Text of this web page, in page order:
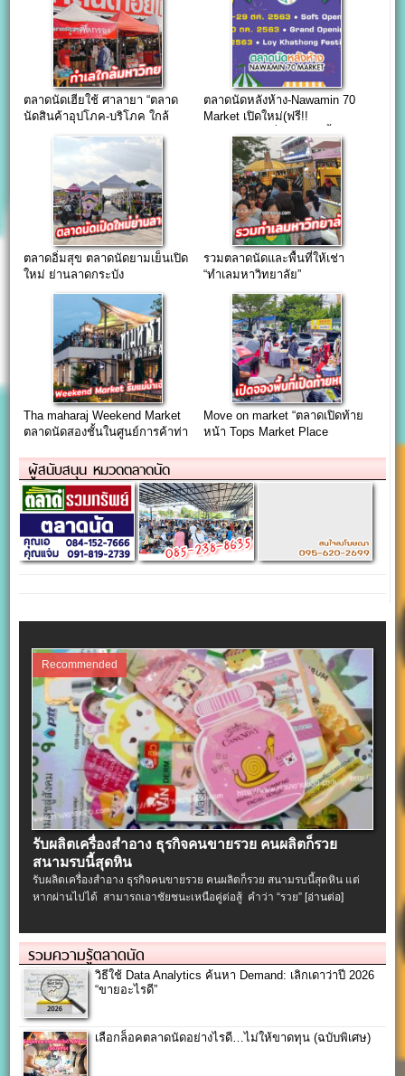
ตลาดนัดเฮียใช้ ศาลายา “ตลาด
นัดสินค้าอุปโภค-บริโภค ใกล้
ตลาดนัดหลังห้าง-Nawamin 70
Market เปิดใหม่(ฟรี!!
ตลาดอิ่มสุข ตลาดนัดยามเย็นเปิด
ใหม่ ย่านลาดกระบัง
รวมตลาดนัดและพื้นที่ให้เช่า
“ทำเลมหาวิทยาลัย”
Tha maharaj Weekend Market
ตลาดนัดสองชั้นในศูนย์การค้าท่า
Move on market “ตลาดเปิดท้าย
หน้า Tops Market Place
ผู้สนับสนุน หมวดตลาดนัด
Recommended
รับผลิตเครื่องสําอาง ธุรกิจคนขายรวย คนผลิตก็รวย
สนามรบนี้สุดหิน
รับผลิตเครื่องสําอาง ธุรกิจคนขายรวย คนผลิตก็รวย สนามรบนี้สุดหิน แต่
หากผ่านไปได้ สามารถเอาชัยชนะเหนือคู่ต่อสู้ คำว่า “รวย” [อ่านต่อ]
รวมความรู้ตลาดนัด
วิธีใช้ Data Analytics ค้นหา Demand: เลิกเดาว่าปี 2026
“ขายอะไรดี”
เลือกล็อคตลาดนัดอย่างไรดี…ไม่ให้ขาดทุน (ฉบับพิเศษ)